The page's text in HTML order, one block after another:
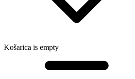
Košarica is empty